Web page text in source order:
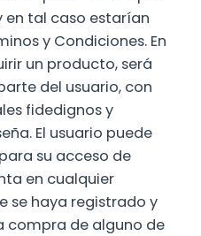
en tal caso estarían
y Condiciones. En
un producto, será
del usuario, con
fidedignos y
El usuario puede
su acceso de
en cualquier
se haya registrado y
compra de alguno de